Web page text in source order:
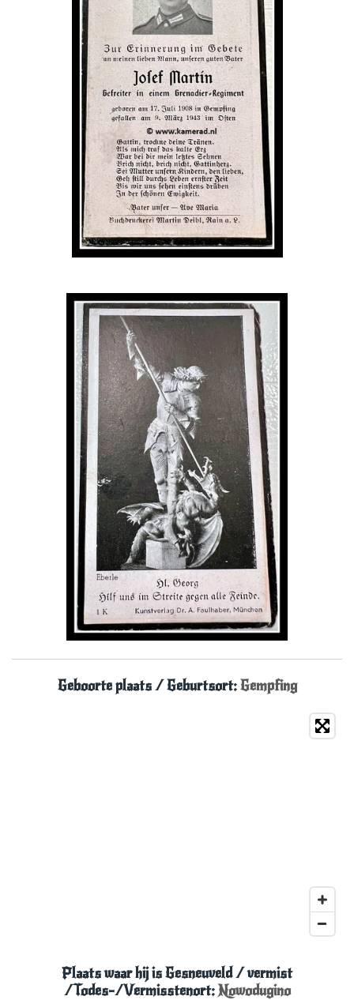
Geboorte plaats / Geburtsort:Gempfing
Plaats waar hij is Gesneuveld/ vermist
/Todes-/Vermisstenort:Nowodugino